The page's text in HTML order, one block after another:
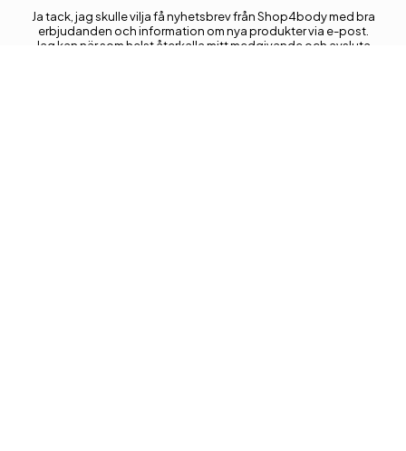
Ja tack, jag skulle vilja få nyhetsbrev från Shop4body med bra
erbjudanden och information om nya produkter via e-post.
Jag kan när som helst återkalla mitt medgivande och avsluta